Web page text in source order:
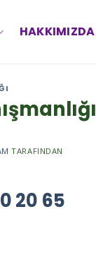
HAKKIMIZDA
TARAFINDAN
20 65